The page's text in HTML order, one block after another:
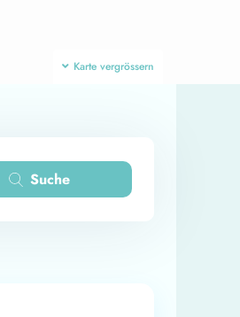
Karte vergrössern
Suche